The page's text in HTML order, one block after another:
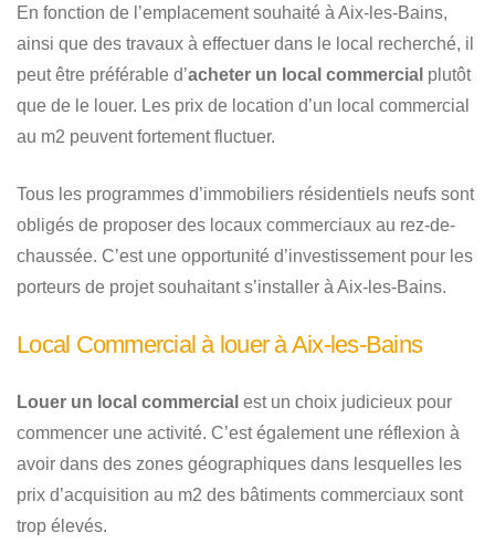
En fonction de l’emplacement souhaité à Aix-les-Bains,
ainsi que des travaux à effectuer dans le local recherché, il
peut être préférable d’acheter un local commercial plutôt
que de le louer. Les prix de location d’un local commercial
au m2 peuvent fortement fluctuer.
Tous les programmes d’immobiliers résidentiels neufs sont
obligés de proposer des locaux commerciaux au rez-de-
chaussée. C’est une opportunité d’investissement pour les
porteurs de projet souhaitant s’installer à Aix-les-Bains.
Local Commercial à louer à Aix-les-Bains
Louer un local commercial est un choix judicieux pour
commencer une activité. C’est également une réflexion à
avoir dans des zones géographiques dans lesquelles les
prix d’acquisition au m2 des bâtiments commerciaux sont
trop élevés.